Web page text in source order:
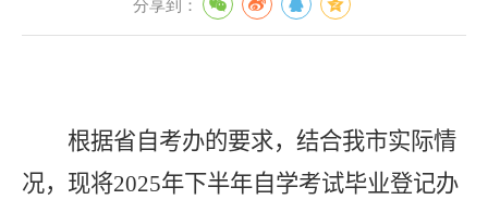
分享到：
根据省自考办的要求，结合我市实际情
况，现将2025年下半年自学考试毕业登记办